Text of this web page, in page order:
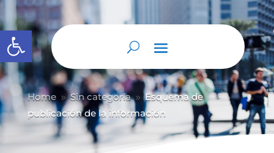
Abrir barra de herramientas
Home 9 Sin categoría 9 Esquema de
publicación de la información